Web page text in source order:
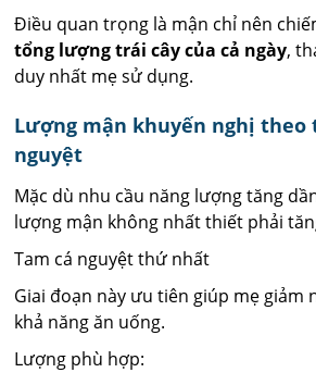
Điều quan trọng là mận chỉ nên
tổng lượng trái cây của cả ngày,
duy nhất mẹ sử dụng.
Lượng mận khuyến nghị theo
nguyệt
Mặc dù nhu cầu năng lượng tăng
lượng mận không nhất thiết phải
Tam cá nguyệt thứ nhất
Giai đoạn này ưu tiên giúp mẹ giảm
khả năng ăn uống.
Lượng phù hợp: